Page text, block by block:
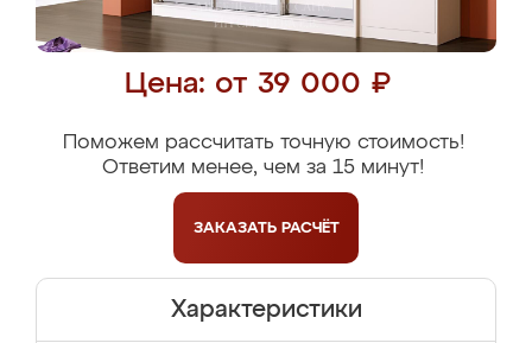
Цена: от 39 000 ₽
Поможем рассчитать точную стоимость!
Ответим менее, чем за 15 минут!
ЗАКАЗАТЬ РАСЧЁТ
Характеристики